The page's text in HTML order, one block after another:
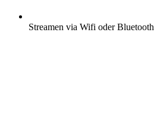
Streamen via Wifi oder Bluetooth